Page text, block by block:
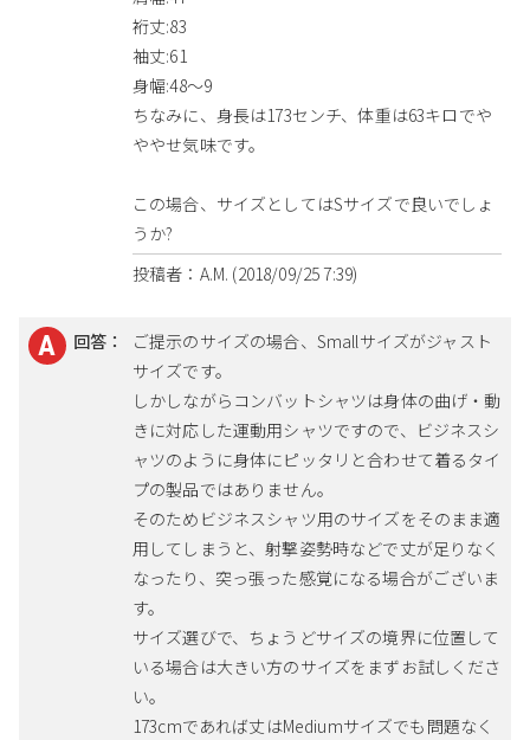
裄丈:83
袖丈:61
身幅:48～9
ちなみに、身長は173センチ、体重は63キロでや
ややせ気味です。
この場合、サイズとしてはSサイズで良いでしょ
うか?
投稿者：A.M. (2018/09/25 7:39)
回答：
ご提示のサイズの場合、Smallサイズがジャスト
サイズです。
しかしながらコンバットシャツは身体の曲げ・動
きに対応した運動用シャツですので、ビジネスシ
ャツのように身体にピッタリと合わせて着るタイ
プの製品ではありません。
そのためビジネスシャツ用のサイズをそのまま適
用してしまうと、射撃姿勢時などで丈が足りなく
なったり、突っ張った感覚になる場合がございま
す。
サイズ選びで、ちょうどサイズの境界に位置して
いる場合は大きい方のサイズをまずお試しくださ
い。
173cmであれば丈はMediumサイズでも問題なく